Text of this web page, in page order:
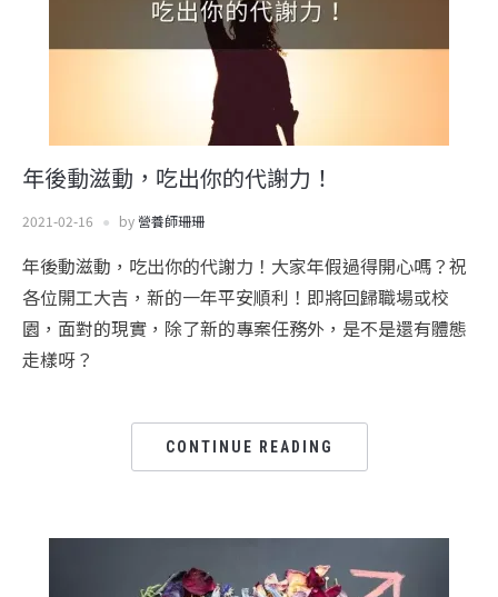
年後動滋動，吃出你的代謝力！
2021-02-16 by營養師珊珊
年後動滋動，吃出你的代謝力！大家年假過得開心嗎？祝
各位開工大吉，新的一年平安順利！即將回歸職場或校
園，面對的現實，除了新的專案任務外，是不是還有體態
走樣呀？
CONTINUE READING